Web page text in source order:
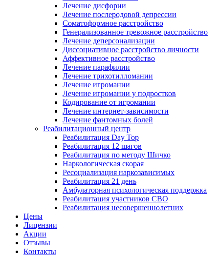
Лечение дисфории
Лечение послеродовой депрессии
Соматоформное расстройство
Генерализованное тревожное расстройство
Лечение деперсонализации
Диссоциативное расстройство личности
Аффективное расстройство
Лечение парафилии
Лечение трихотилломании
Лечение игромании
Лечение игромании у подростков
Кодирование от игромании
Лечение интернет-зависимости
Лечение фантомных болей
Реабилитационный центр
Реабилитация Day Top
Реабилитация 12 шагов
Реабилитация по методу Шичко
Наркологическая скорая
Ресоциализация наркозависимых
Реабилитация 21 день
Амбулаторная психологическая поддержка
Реабилитация участников СВО
Реабилитация несовершеннолетних
Цены
Лицензии
Акции
Отзывы
Контакты